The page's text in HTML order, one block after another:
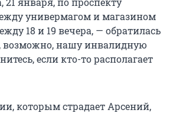
универмагом и магазином
18 и 19 вечера, — обратилась
возможно, нашу инвалидную
если кто-то располагает
которым страдает Арсений,